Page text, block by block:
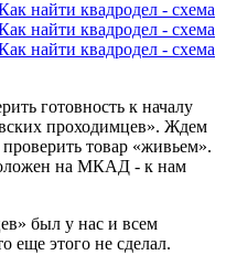
готовность к началу
проходимцев». Ждем
товар «живьем».
на МКАД - к нам
был у нас и всем
еще этого не сделал.